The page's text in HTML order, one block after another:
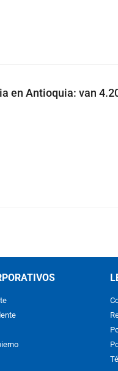
en Antioquia: van